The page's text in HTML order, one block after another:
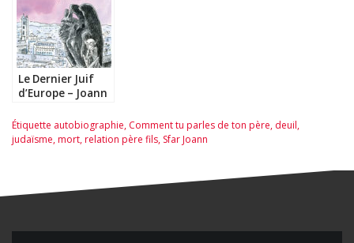
Le Dernier Juif
d’Europe – Joann
Étiquette autobiographie, Comment tu parles de ton père, deuil,
judaïsme,mort,relation père fils, Sfar Joann